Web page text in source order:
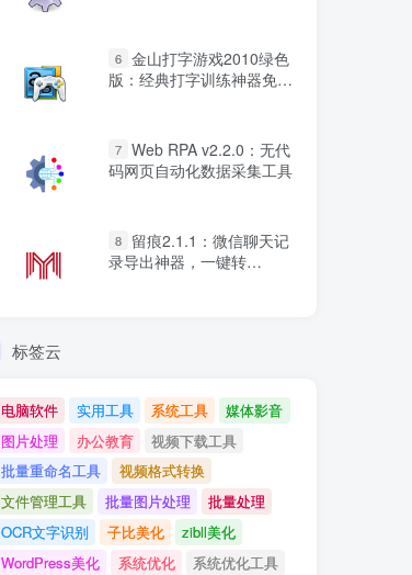
6 金山打字游戏2010绿色
版：经典打字训练神器免费
7 Web RPA v2.2.0：无代
码网页自动化数据采集工具
8
留痕2.1.1：微信聊天记
录导出神器，一键转
标签云
电脑软件 实用工具 系统工具
媒体影音
图片处理
办公教育
视频下载工具
批量重命名工具
视频格式转换
文件管理工具
批量图片处理
批量处理
OCR文字识别
子比美化
zibll美化
WordPress美化
系统优化
系统优化工具